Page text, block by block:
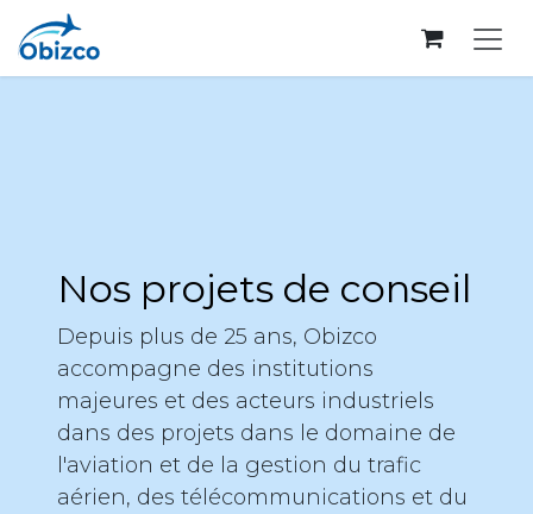
Se rendre au contenu
Nos projets de conseil
Depuis plus de 25 ans, Obizco
accompagne des institutions
majeures et des acteurs industriels
dans des projets dans le domaine de
l'aviation et de la gestion du trafic
aérien, des télécommunications et du